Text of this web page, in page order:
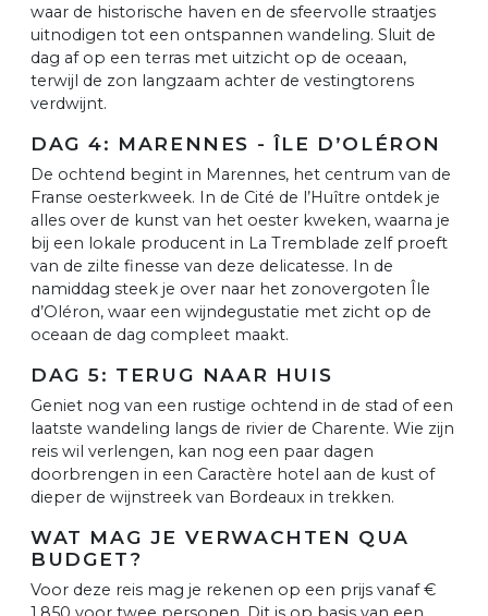
waar de historische haven en de sfeervolle straatjes
uitnodigen tot een ontspannen wandeling. Sluit de
dag af op een terras met uitzicht op de oceaan,
terwijl de zon langzaam achter de vestingtorens
verdwijnt.
DAG 4: MARENNES - ÎLE D’OLÉRON
De ochtend begint in Marennes, het centrum van de
Franse oesterkweek. In de Cité de l’Huître ontdek je
alles over de kunst van het oester kweken, waarna je
bij een lokale producent in La Tremblade zelf proeft
van de zilte finesse van deze delicatesse. In de
namiddag steek je over naar het zonovergoten Île
d’Oléron, waar een wijndegustatie met zicht op de
oceaan de dag compleet maakt.
DAG 5: TERUG NAAR HUIS
Geniet nog van een rustige ochtend in de stad of een
laatste wandeling langs de rivier de Charente. Wie zijn
reis wil verlengen, kan nog een paar dagen
doorbrengen in een Caractère hotel aan de kust of
dieper de wijnstreek van Bordeaux in trekken.
WAT MAG JE VERWACHTEN QUA
BUDGET?
Voor deze reis mag je rekenen op een prijs vanaf €